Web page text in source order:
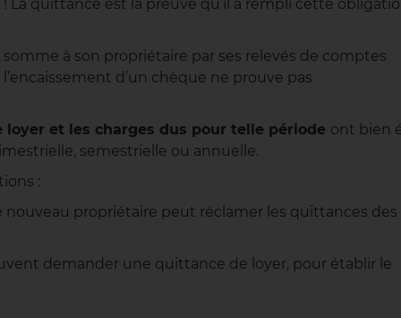
! La quittance est la preuve qu’il a rempli cette
à son propriétaire par ses relevés de comptes
d’un chèque ne prouve pas
loyer et les charges dus pour telle période ont bien
semestrielle ou annuelle.
:
propriétaire peut réclamer les quittances des
demander une quittance de loyer, pour établir le